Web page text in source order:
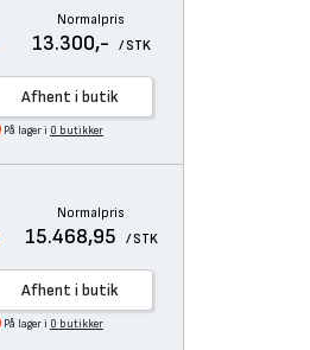
Normalpris
13.300,- / STK
Afhent i butik
På lager i 0 butikker
Normalpris
15.468,95 / STK
Afhent i butik
På lager i 0 butikker